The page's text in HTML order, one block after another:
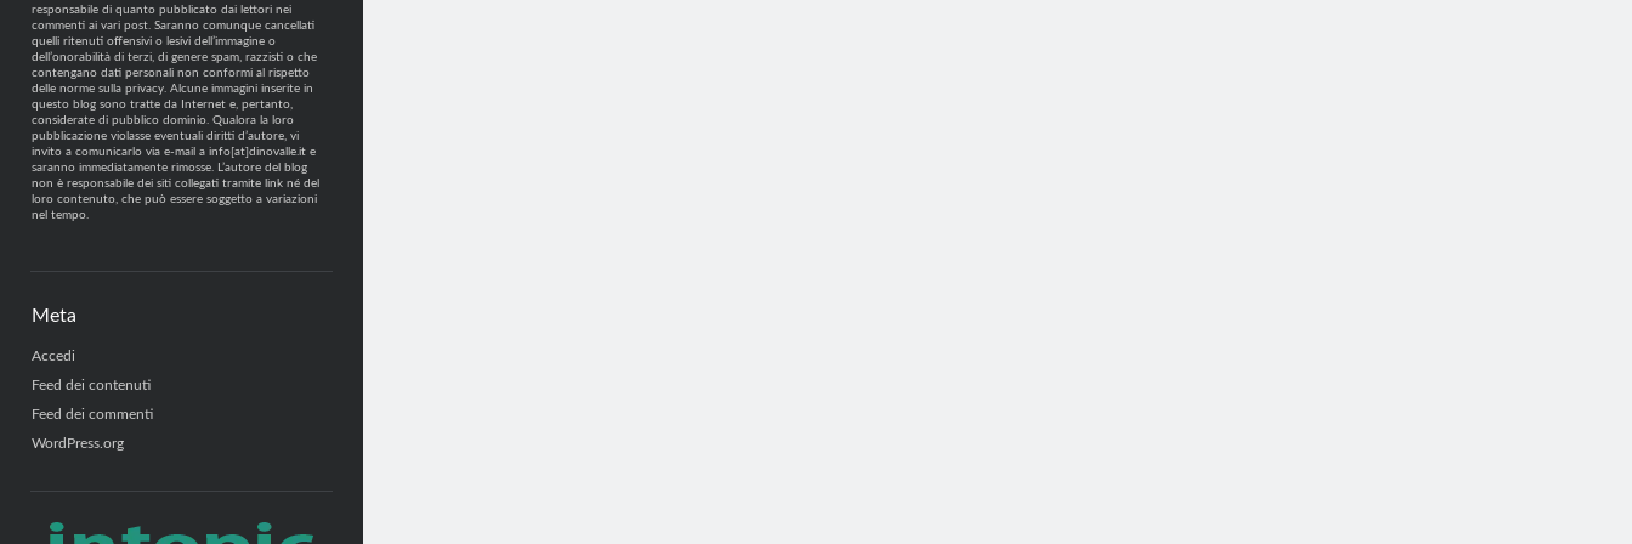
responsabile di quanto pubblicato dai lettori nei
commenti ai vari post. Saranno comunque cancellati
quelli ritenuti offensivi o lesivi dell’immagine o
dell’onorabilità di terzi, di genere spam, razzisti o che
contengano dati personali non conformi al rispetto
delle norme sulla privacy. Alcune immagini inserite in
questo blog sono tratte da Internet e, pertanto,
considerate di pubblico dominio. Qualora la loro
pubblicazione violasse eventuali diritti d’autore, vi
invito a comunicarlo via e-mail a info[at]dinovalle.it e
saranno immediatamente rimosse. L’autore del blog
non è responsabile dei siti collegati tramite link né del
loro contenuto, che può essere soggetto a variazioni
nel tempo.
Meta
Accedi
Feed dei contenuti
Feed dei commenti
WordPress.org